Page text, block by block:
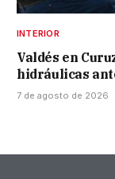
INTERIOR
Valdés en
hidráulicas
7 de agosto de 2026